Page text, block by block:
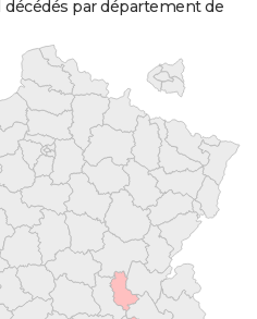
décédés par département de